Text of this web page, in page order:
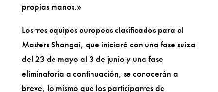
propias manos.»
Los tres equipos europeos clasificados para el
Masters Shangai, que iniciará con una fase suiza
del 23 de mayo al 3 de junio y una fase
eliminatoria a continuación, se conocerán a
breve, lo mismo que los participantes de